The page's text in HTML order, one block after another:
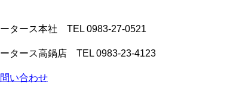
ータース本社 TEL 0983-27-0521
ータース高鍋店 TEL 0983-23-4123
い合わせ